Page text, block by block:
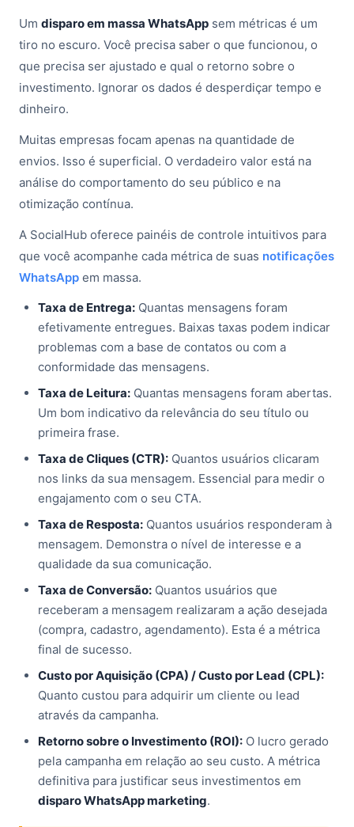
Um disparo em massa WhatsApp sem métricas é um
tiro no escuro. Você precisa saber o que funcionou, o
que precisa ser ajustado e qual o retorno sobre o
investimento. Ignorar os dados é desperdiçar tempo e
dinheiro.
Muitas empresas focam apenas na quantidade de
envios. Isso é superficial. O verdadeiro valor está na
análise do comportamento do seu público e na
otimização contínua.
A SocialHub oferece painéis de controle intuitivos para
que você acompanhe cada métrica de suas notificações
WhatsApp em massa.
Taxa de Entrega: Quantas mensagens foram
efetivamente entregues. Baixas taxas podem indicar
problemas com a base de contatos ou com a
conformidade das mensagens.
Taxa de Leitura: Quantas mensagens foram abertas.
Um bom indicativo da relevância do seu título ou
primeira frase.
Taxa de Cliques (CTR): Quantos usuários clicaram
nos links da sua mensagem. Essencial para medir o
engajamento com o seu CTA.
Taxa de Resposta: Quantos usuários responderam à
mensagem. Demonstra o nível de interesse e a
qualidade da sua comunicação.
Taxa de Conversão: Quantos usuários que
receberam a mensagem realizaram a ação desejada
(compra, cadastro, agendamento). Esta é a métrica
final de sucesso.
Custo por Aquisição (CPA) / Custo por Lead (CPL):
Quanto custou para adquirir um cliente ou lead
através da campanha.
Retorno sobre o Investimento (ROI): O lucro gerado
pela campanha em relação ao seu custo. A métrica
definitiva para justificar seus investimentos em
disparo WhatsApp marketing.